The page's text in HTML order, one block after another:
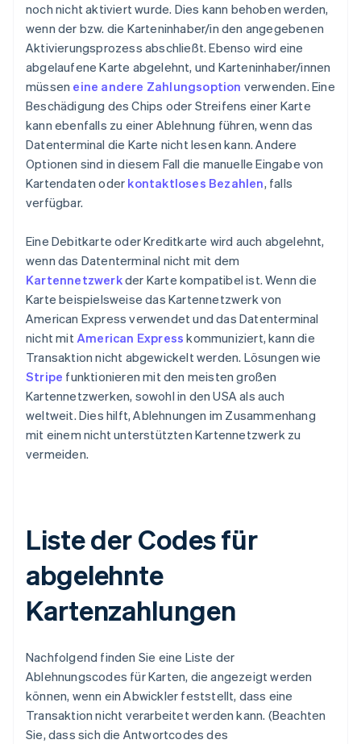
noch nicht aktiviert wurde. Dies kann behoben werden,
wenn der bzw. die Karteninhaber/in den angegebenen
Aktivierungsprozess abschließt. Ebenso wird eine
abgelaufene Karte abgelehnt, und Karteninhaber/innen
müssen eine andere Zahlungsoption verwenden. Eine
Beschädigung des Chips oder Streifens einer Karte
kann ebenfalls zu einer Ablehnung führen, wenn das
Datenterminal die Karte nicht lesen kann. Andere
Optionen sind in diesem Fall die manuelle Eingabe von
Kartendaten oder kontaktloses Bezahlen, falls
verfügbar.
Eine Debitkarte oder Kreditkarte wird auch abgelehnt,
wenn das Datenterminal nicht mit dem
Kartennetzwerkder Karte kompatibel ist. Wenn die
Karte beispielsweise das Kartennetzwerk von
American Express verwendet und das Datenterminal
nicht mitAmerican Express kommuniziert, kann die
Transaktion nicht abgewickelt werden. Lösungen wie
Stripe funktionieren mit den meisten großen
Kartennetzwerken, sowohl in den USA als auch
weltweit. Dies hilft, Ablehnungen im Zusammenhang
mit einem nicht unterstützten Kartennetzwerk zu
vermeiden.
Liste der Codes für
abgelehnte
Kartenzahlungen
Nachfolgend finden Sie eine Liste der
Ablehnungscodes für Karten, die angezeigt werden
können, wenn ein Abwickler feststellt, dass eine
Transaktion nicht verarbeitet werden kann. (Beachten
Sie, dass sich die Antwortcodes des